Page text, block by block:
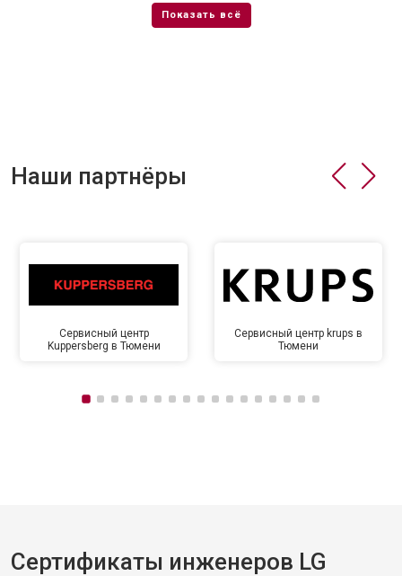
Наши партнёры
Сервисный центр
Kuppersberg в Тюмени
Сервисный центр krups в
Тюмени
Сертификаты инженеров LG